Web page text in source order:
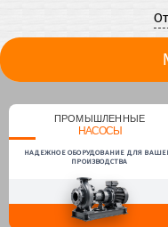
ПРОМЫШЛЕННЫЕ
НАСОСЫ
НАДЕЖНОЕ ОБОРУДОВАНИЕ ДЛЯ
ПРОИЗВОДСТВА